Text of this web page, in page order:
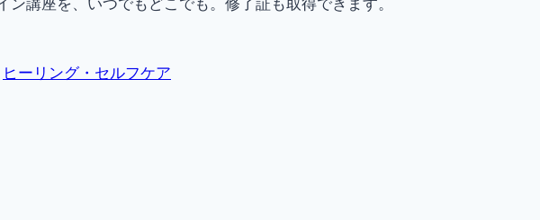
講座を、いつでもどこでも。修了証も取得できます。
ヒーリング・セルフケア